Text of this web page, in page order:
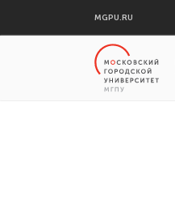
MGPU.RU